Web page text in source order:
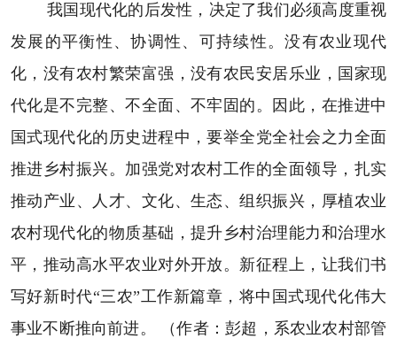
我国现代化的后发性，决定了我们必须高度重视
发展的平衡性、协调性、可持续性。没有农业现代
化，没有农村繁荣富强，没有农民安居乐业，国家现
代化是不完整、不全面、不牢固的。因此，在推进中
国式现代化的历史进程中，要举全党全社会之力全面
推进乡村振兴。加强党对农村工作的全面领导，扎实
推动产业、人才、文化、生态、组织振兴，厚植农业
农村现代化的物质基础，提升乡村治理能力和治理水
平，推动高水平农业对外开放。新征程上，让我们书
写好新时代“三农”工作新篇章，将中国式现代化伟大
事业不断推向前进。 （作者：彭超，系农业农村部管